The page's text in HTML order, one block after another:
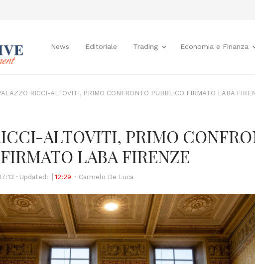
News Editoriale Trading Economia e Finanza
RICCI-ALTOVITI, PRIMO CONFRONTO PUBBLICO FIRMATO LABA
ALTOVITI, PRIMO
LABA FIRENZE
Updated: 12:29 Author
Carmelo De Luca